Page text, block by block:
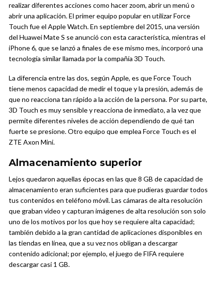
realizar diferentes acciones como hacer zoom, abrir un menú o
abrir una aplicación. El primer equipo popular en utilizar Force
Touch fue el Apple Watch. En septiembre del 2015, una versión
del Huawei Mate S se anunció con esta característica, mientras el
iPhone 6, que se lanzó a finales de ese mismo mes, incorporó una
tecnología similar llamada por la compañía 3D Touch.
La diferencia entre las dos, según Apple, es que Force Touch
tiene menos capacidad de medir el toque y la presión, además de
que no reacciona tan rápido a la acción de la persona. Por su parte,
3D Touch es muy sensible y reacciona de inmediato, a la vez que
permite diferentes niveles de acción dependiendo de qué tan
fuerte se presione. Otro equipo que emplea Force Touch es el
ZTE Axon Mini.
Almacenamiento superior
Lejos quedaron aquellas épocas en las que 8 GB de capacidad de
almacenamiento eran suficientes para que pudieras guardar todos
tus contenidos en teléfono móvil. Las cámaras de alta resolución
que graban video y capturan imágenes de alta resolución son solo
uno de los motivos por los que hoy se requiere alta capacidad;
también debido a la gran cantidad de aplicaciones disponibles en
las tiendas en línea, que a su vez nos obligan a descargar
contenido adicional; por ejemplo, el juego de FIFA requiere
descargar casi 1 GB.